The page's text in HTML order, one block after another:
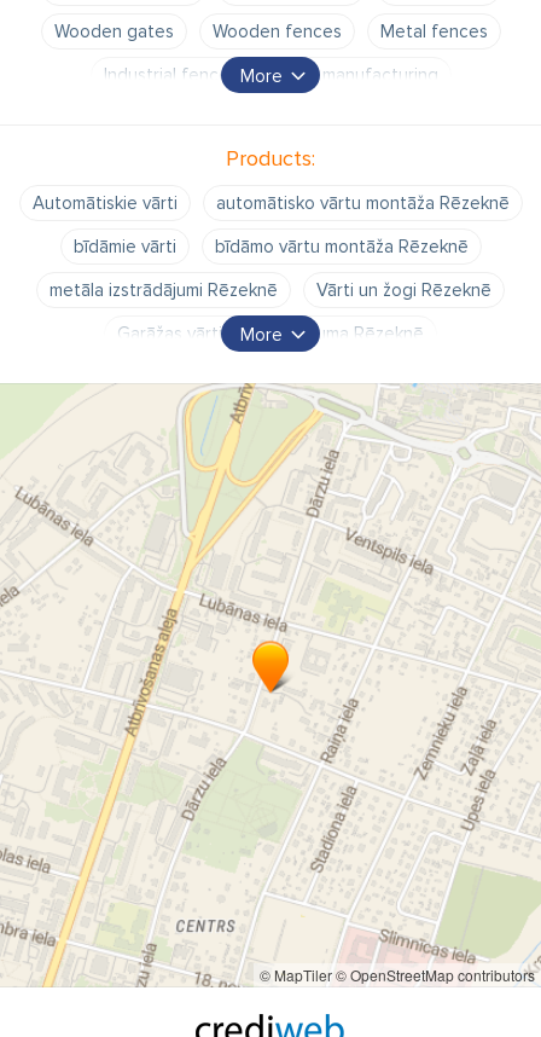
Wooden gates
Wooden fences
Metal fences
Industrial fences
Gate manufacturing
More
Products:
Automātiskie vārti
automātisko vārtu montāža Rēzeknē
bīdāmie vārti
bīdāmo vārtu montāža Rēzeknē
metāla izstrādājumi Rēzeknē
Vārti un žogi Rēzeknē
Garāžas vārti pēc pasūtījuma Rēzeknē
Tālvadības vārtu montāža
Žogu izgatavošana pēc pasūtījuma Rēzeknē
More
© MapTiler© OpenStreetMap contributors